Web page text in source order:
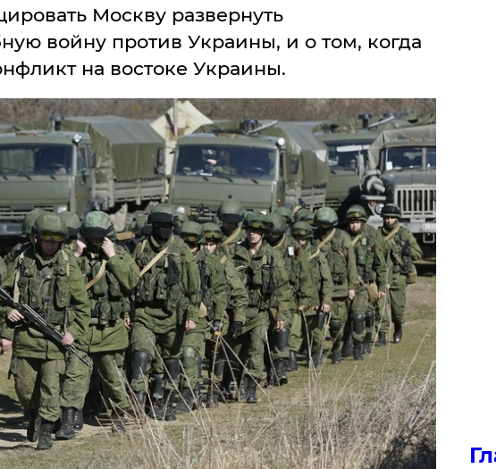
Москву развернуть
войну против Украины, и о том, когда
на востоке Украины.